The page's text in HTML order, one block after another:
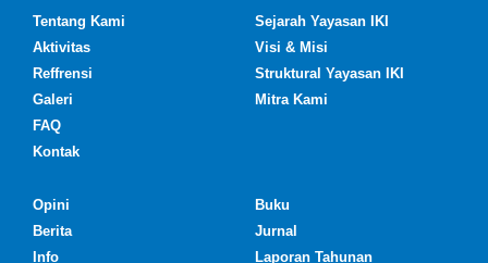
Tentang Kami
Aktivitas
Reffrensi
Galeri
FAQ
Kontak
Sejarah Yayasan IKI
Visi & Misi
Struktural Yayasan IKI
Mitra Kami
Opini
Berita
Info
Buku
Jurnal
Laporan Tahunan